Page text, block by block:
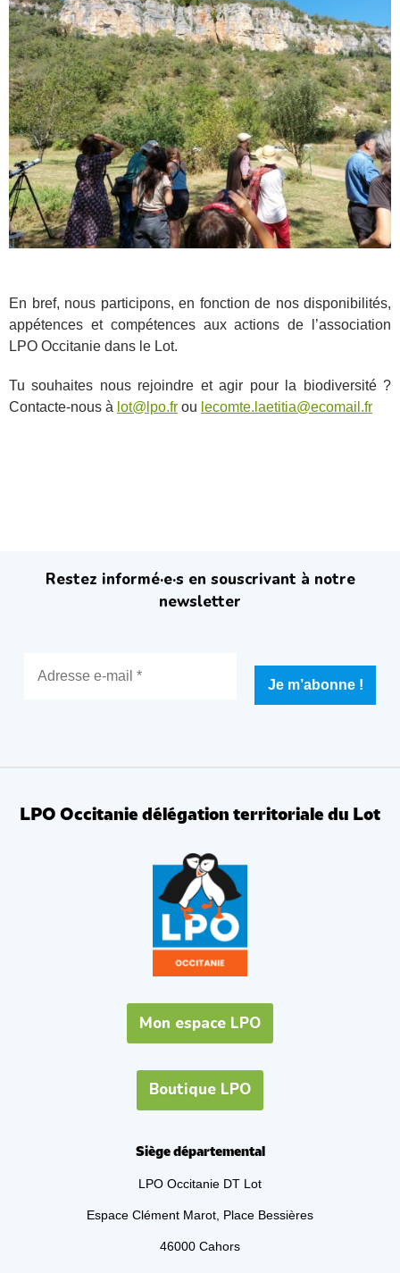
En bref, nous participons, en fonction de nos disponibilités,
appétences et compétences aux actions de l’association
LPO Occitanie dans le Lot.
Tu souhaites nous rejoindre et agir pour la biodiversité ?
Contacte-nous à lot@lpo.fr ou lecomte.laetitia@ecomail.fr
Restez informé·e·s en souscrivant à notre
newsletter
LPO Occitanie délégation territoriale du Lot
Mon espace LPO
Boutique LPO
Siège départemental
LPO Occitanie DT Lot
Espace Clément Marot, Place Bessières
46000 Cahors